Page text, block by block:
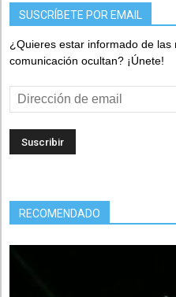
SUSCRÍBETE POR EMAIL
¿Quieres estar informado de
comunicación ocultan? ¡Únete!
Dirección
de
email
RECOMENDADO